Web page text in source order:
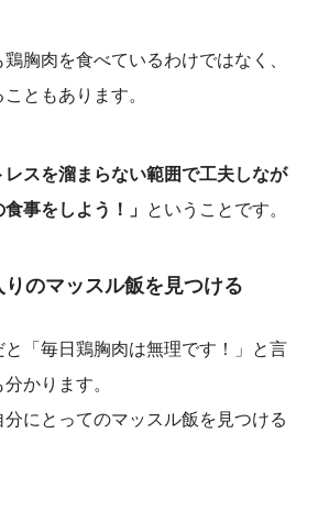
胸肉を食べているわけではなく、
ともあります。
レスを溜まらない範囲で工夫しなが
事をしよう！」 ということです。
のマッスル飯を見つける
「毎日鶏胸肉は無理です！」と言
かります。
にとってのマッスル飯を見つける